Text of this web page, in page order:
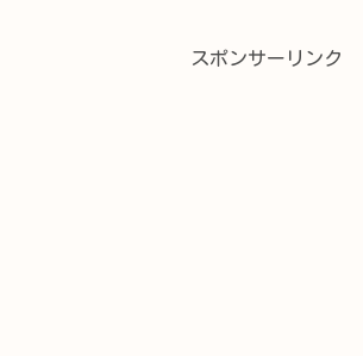
スポンサーリンク